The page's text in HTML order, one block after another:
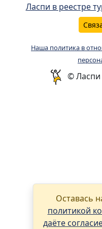
Ласпи в реестре
Наша политика в
© Ласпи
Оставась
политикой
даёте